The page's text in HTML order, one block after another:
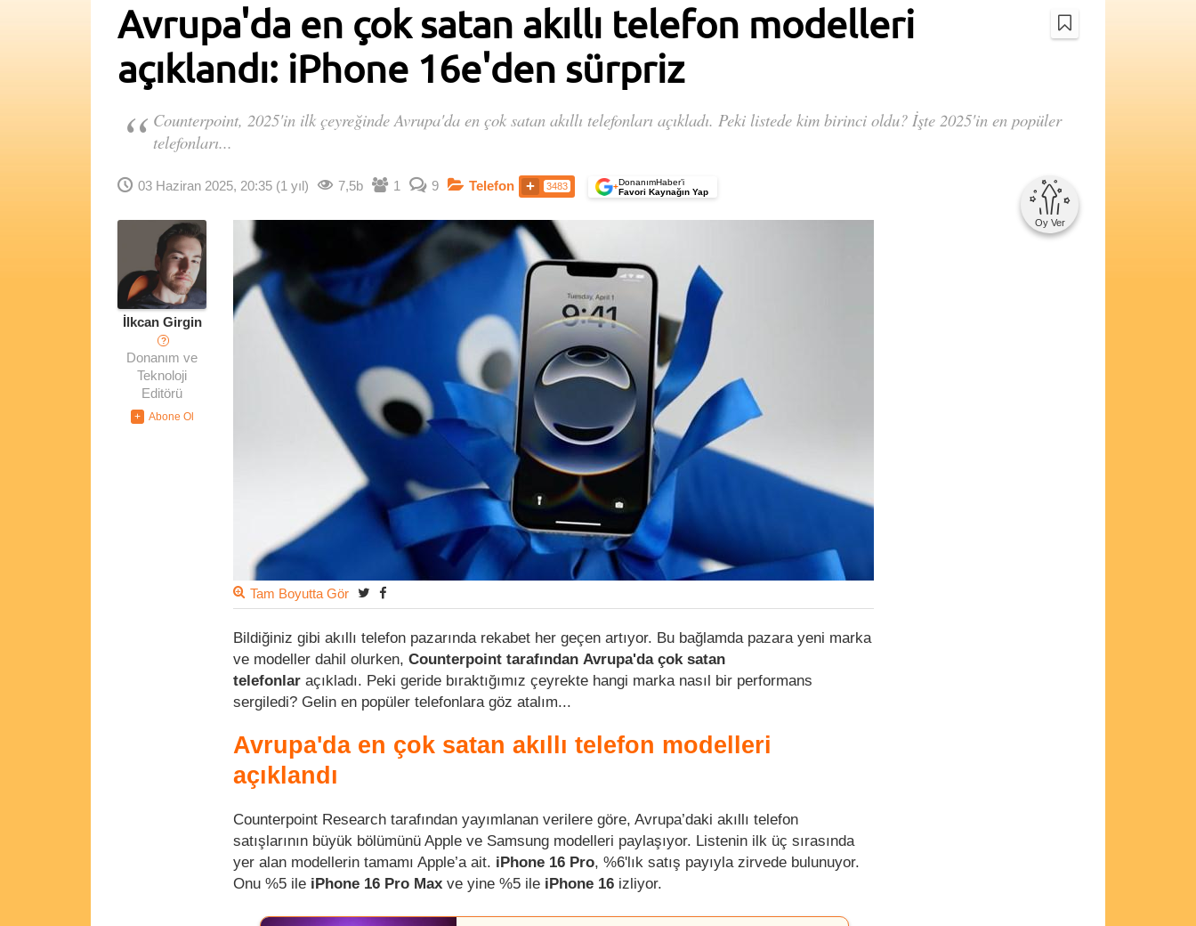
Avrupa'da en çok satan akıllı telefon modelleri
açıklandı: iPhone 16e'den sürpriz
Counterpoint, 2025'in ilk çeyreğinde Avrupa'da en çok satan akıllı telefonları açıkladı. Peki listede kim birinci oldu? İşte 2025'in en popüler
telefonları...
03 Haziran 2025, 20:35 (1 yıl) 7,5b 1 9 Telefon 3483 +DonanımHaber’i
Favori Kaynağın Yap
Oy Ver
İlkcan Girgin
?
Donanım ve
Teknoloji
Editörü
Tam Boyutta Gör
Bildiğiniz gibi akıllı telefon pazarında rekabet her geçen artıyor. Bu bağlamda pazara yeni marka
ve modeller dahil olurken, Counterpoint tarafından Avrupa'da çok satan
telefonlar açıkladı. Peki geride bıraktığımız çeyrekte hangi marka nasıl bir performans
sergiledi? Gelin en popüler telefonlara göz atalım...
Avrupa'da en çok satan akıllı telefon modelleri
açıklandı
Counterpoint Research tarafından yayımlanan verilere göre, Avrupa’daki akıllı telefon
satışlarının büyük bölümünü Apple ve Samsung modelleri paylaşıyor. Listenin ilk üç sırasında
yer alan modellerin tamamı Apple’a ait. iPhone 16 Pro, %6'lık satış payıyla zirvede bulunuyor.
Onu %5 ile iPhone 16 Pro Max ve yine %5 ile iPhone 16 izliyor.